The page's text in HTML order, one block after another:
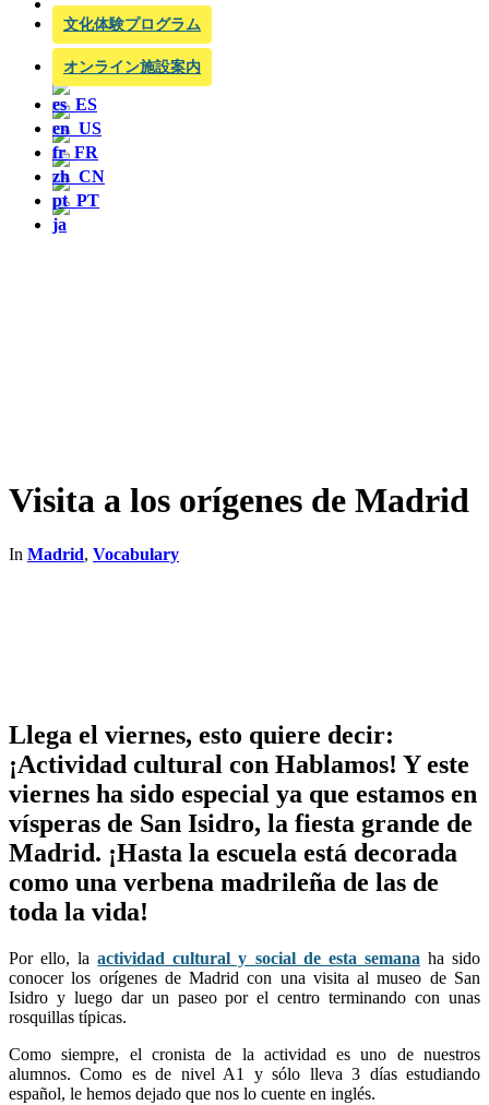
文化体験プログラム
オンライン施設案内
Visita a los orígenes de Madrid
In Madrid, Vocabulary
Llega el viernes, esto quiere decir:
¡Actividad cultural con Hablamos! Y este
viernes ha sido especial ya que estamos en
vísperas de San Isidro, la fiesta grande de
Madrid. ¡Hasta la escuela está decorada
como una verbena madrileña de las de
toda la vida!
Por ello, laactividad cultural y social de esta semana ha sido
conocer los orígenes de Madrid con una visita al museo de San
Isidro y luego dar un paseo por el centro terminando con unas
rosquillas típicas.
Como siempre, el cronista de la actividad es uno de nuestros
alumnos. Como es de nivel A1 y sólo lleva 3 días estudiando
español, le hemos dejado que nos lo cuente en inglés.